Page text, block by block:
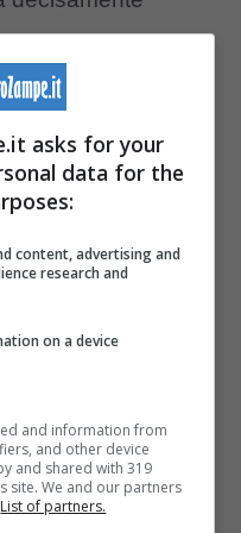
e proveniente dal
di Suez è la
medusa
superare i
Mar Mediterraneo
che più procura
asks for your
data for the
content, advertising and
research and
on a device
and information from
and other device
and shared with 319
site. We and our partners
List of partners.